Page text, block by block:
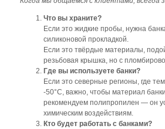
Что вы храните?
Если это жидкие пробы, нужна
силиконовой прокладкой.
Если это твёрдые материалы,
резьбовая крышка, но с
Где вы используете банки?
Если это северные регионы, где
-50°C, важно, чтобы материал
рекомендуем полипропилен — он
химическим воздействиям.
Кто будет работать с банками?